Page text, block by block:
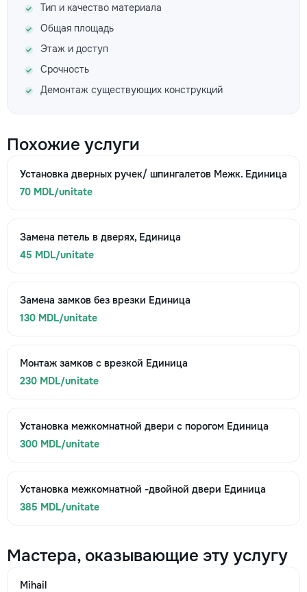
Тип и качество материала
Общая площадь
Этаж и доступ
Срочность
Демонтаж существующих конструкций
Похожие услуги
Установка дверных ручек/ шпингалетов Межк. Единица
70 MDL/unitate
Замена петель в дверях, Единица
45 MDL/unitate
Замена замков без врезки Единица
130 MDL/unitate
Монтаж замков с врезкой Единица
230 MDL/unitate
Установка межкомнатной двери с порогом Единица
300 MDL/unitate
Установка межкомнатной -двойной двери Единица
385 MDL/unitate
Мастера, оказывающие эту услугу
Mihail